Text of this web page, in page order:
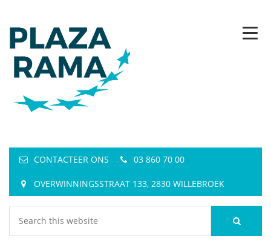
CONTACTEER ONS 03 860 70 00
OVERWINNINGSSTRAAT 133, 2830 WILLEBROEK